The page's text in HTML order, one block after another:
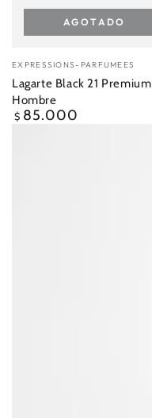
Vendedor:
EXPRESSIONS-PARFUMEES
Lagarte Black 21 Premium
Hombre
Precio
$ 85.000
AGOTADO